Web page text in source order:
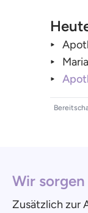
Wir
Zusätzlich zur